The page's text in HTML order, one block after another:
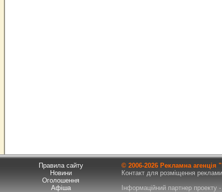
Правила сайту
Новини
Оголошення
Афіша
© 2006-2026 Рекламна
Контакт для розміщення
Інформаційний партнер проекту